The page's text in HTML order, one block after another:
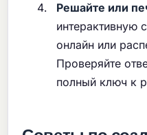
Решайте или
интерактивную
онлайн или
Проверяйте
полный ключ к